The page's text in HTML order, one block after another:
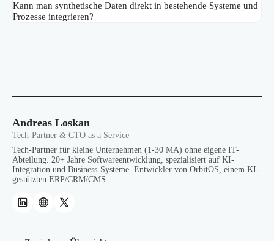
Kann man synthetische Daten direkt in bestehende Systeme und
Prozesse integrieren?
Andreas Loskan
Tech-Partner & CTO as a Service
Tech-Partner für kleine Unternehmen (1-30 MA) ohne eigene IT-
Abteilung. 20+ Jahre Softwareentwicklung, spezialisiert auf KI-
Integration und Business-Systeme. Entwickler von OrbitOS, einem KI-
gestützten ERP/CRM/CMS.